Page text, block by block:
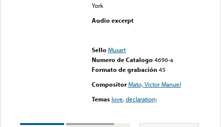
York
Audio excerpt
Sello Musart
Numero de Catalogo 4696-a
Formato de grabación 45
Compositor Mato, Victor Manuel
Temas love,declaration;